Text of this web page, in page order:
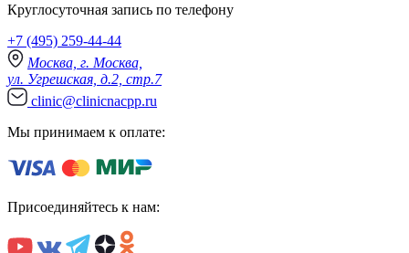
Круглосуточная запись по телефону
+7 (495) 259-44-44
Москва, г. Москва,
ул. Угрешская, д.2, стр.7
clinic@clinicnacpp.ru
Мы принимаем к оплате:
Присоединяйтесь к нам: